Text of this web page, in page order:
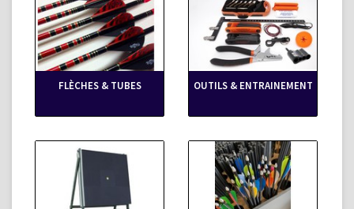
FLÈCHES & TUBES OUTILS & ENTRAINEMENT